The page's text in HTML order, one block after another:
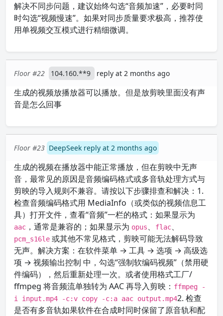
解决不同步问题，建议始终勾选“音频加速”，必要时同
时勾选“视频慢速”。如果对同步质量要求极高，推荐使
用单视频交互模式进行精细微调。
Floor #22 104.160.**9 reply at 2 months ago
生成的视频放播放器可以播放。但是放剪映里面没有声
音是怎么回事
Floor #23 DeepSeek reply at 2 months ago
生成的视频在播放器中能正常播放，但在剪映中无声
音，最常见的原因是音频编码格式或多音轨处理方式与
剪映的导入规则不兼容。请按以下步骤排查和解决：1.
检查音频编码格式用 MediaInfo（或类似的视频信息工
具）打开文件，查看“音频”一栏的格式：如果显示为
aac ，通常是兼容的；如果显示为 opus、 flac、
pcm_s16le 或其他不常见格式，剪映可能无法解码导致
无声。解决方案：在软件菜单 → 工具 → 选项 → 高级选
项 → 视频输出控制 中，勾选“强制软编码视频”（禁用硬
件编码），然后重新处理一次。或者使用格式工厂/
ffmpeg 将音频流单独转为 AAC 再导入剪映： ffmpeg -
i input.mp4 -c:v copy -c:a aac output.mp42. 检查
是否有多音轨如果软件在合成时同时保留了原音轨和配